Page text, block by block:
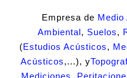
Empresa de Medio
Ambiental , Suelos,
(Estudios Acústicos,
Acústicos,...), y